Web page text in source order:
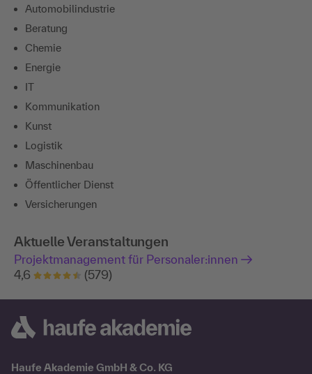
Automobilindustrie
Beratung
Chemie
Energie
IT
Kommunikation
Kunst
Logistik
Maschinenbau
Öffentlicher Dienst
Versicherungen
Aktuelle Veranstaltungen
Projektmanagement für Personaler:innen
4,6
(579)
Haufe Akademie GmbH & Co. KG